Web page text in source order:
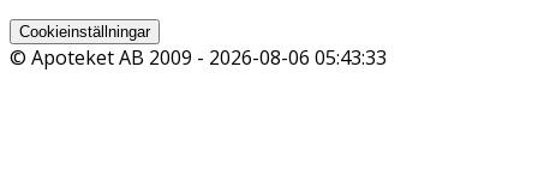
Cookieinställningar
© Apoteket AB 2009 - 2026-08-06 05:43:33